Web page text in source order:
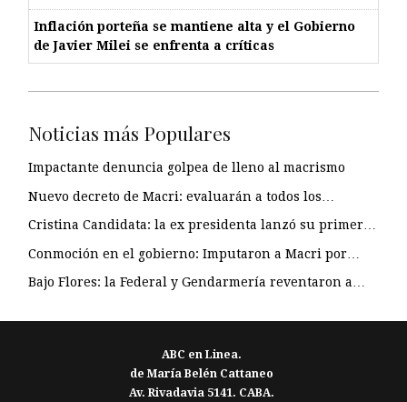
Inflación porteña se mantiene alta y el Gobierno
de Javier Milei se enfrenta a críticas
Noticias más Populares
Impactante denuncia golpea de lleno al macrismo
Nuevo decreto de Macri: evaluarán a todos los…
Cristina Candidata: la ex presidenta lanzó su primer…
Conmoción en el gobierno: Imputaron a Macri por…
Bajo Flores: la Federal y Gendarmería reventaron a…
ABC en Linea.
de María Belén Cattaneo
Av. Rivadavia 5141. CABA.